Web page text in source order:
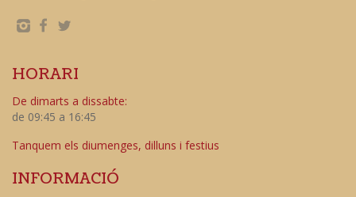
HORARI
De dimarts a dissabte:
de 09:45 a 16:45
Tanquem els diumenges, dilluns i festius
INFORMACIÓ